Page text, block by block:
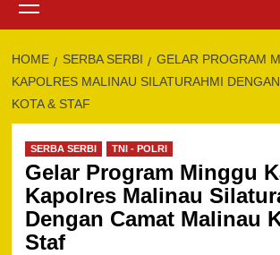
Menu
HOME SERBA SERBI
GELAR PROGRAM
KAPOLRES MALINAU SILATURAHMI
KOTA & STAF
SERBA SERBI TNI - POLRI
Gelar Program Minggu
Kapolres Malinau
Dengan Camat Malinau
Staf